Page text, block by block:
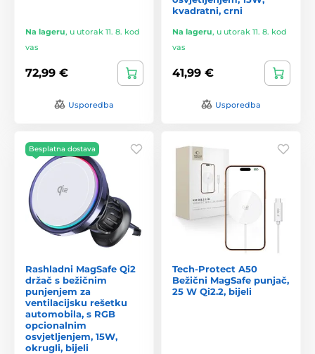
Na lageru, u utorak 11. 8. kod
vas
72,99 €
Usporedba
kvadratni, crni
Na lageru, u utorak 11. 8. kod
vas
41,99 €
Usporedba
Besplatna dostava
Rashladni MagSafe Qi2
držač s bežičnim
punjenjem za
ventilacijsku rešetku
automobila, s RGB
opcionalnim
osvjetljenjem, 15W,
okrugli, bijeli
Tech-Protect A50
Bežični MagSafe punjač,
25 W Qi2.2, bijeli